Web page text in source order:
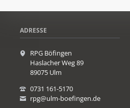
ADRESSE
RPG Böfingen
Haslacher Weg 89
89075 Ulm
0731 161-5170
rpg@ulm-boefingen.de